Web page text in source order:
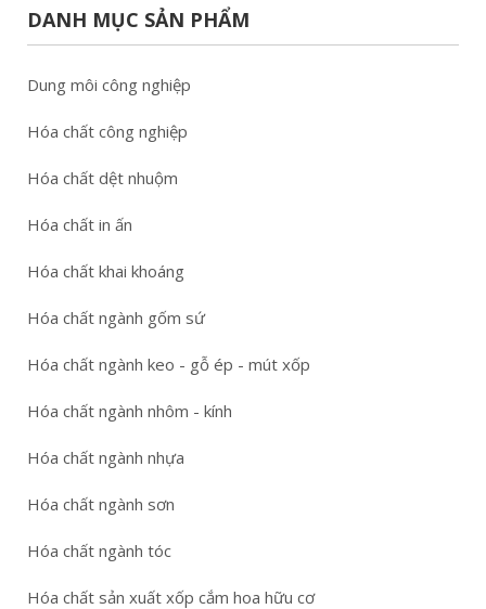
DANH MỤC SẢN PHẨM
Dung môi công nghiệp
Hóa chất công nghiệp
Hóa chất dệt nhuộm
Hóa chất in ấn
Hóa chất khai khoáng
Hóa chất ngành gốm sứ
Hóa chất ngành keo - gỗ ép - mút xốp
Hóa chất ngành nhôm - kính
Hóa chất ngành nhựa
Hóa chất ngành sơn
Hóa chất ngành tóc
Hóa chất sản xuất xốp cắm hoa hữu cơ